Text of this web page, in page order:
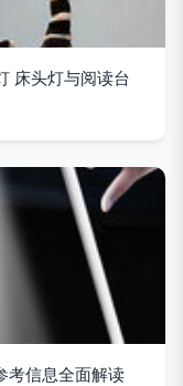
床头灯与阅读台
考信息全面解读